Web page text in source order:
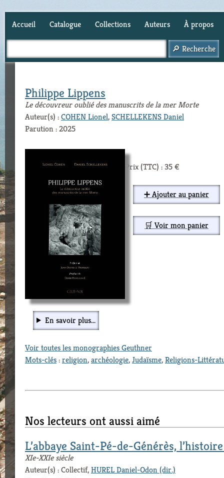
Accueil Catalogue Collections Auteurs À propos
Philippe Lippens
Le découvreur oublié des manuscrits de la mer Morte
Auteur(s) :COHEN Lionel,SCHELLEKENS Daniel
Parution : 2025
Prix (TTC) : 35 €
➕ Ajouter au panier
🛒 Voir mon panier
En savoir plus...
Voir toutes les monographies Geuthner
Mots-clés:religion,archéologie,Judaïsme,Religions-
Nos lecteurs ont aussi aimé
L’abbaye Saint-Pé-de-Générès,
XIe-XXIe siècle
Auteur(s) : Collectif,HUREL Daniel-Odon (dir.)